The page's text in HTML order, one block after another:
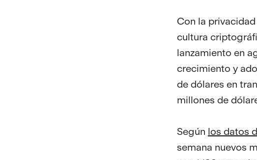
Con la
cultura
lanzamiento en
crecimiento y
de dólares en
millones de
Según los datos
semana nuevos